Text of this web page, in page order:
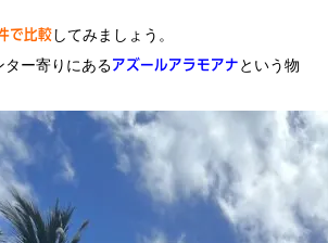
で比較してみましょう。
ター寄りにあるアズールアラモアナ という物